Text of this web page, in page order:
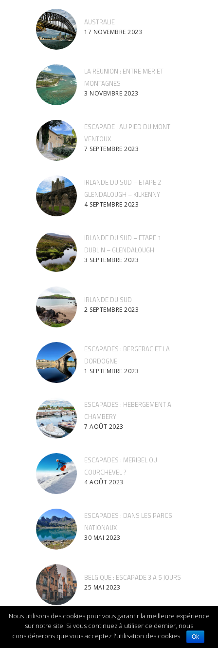
AUSTRALIE
17 NOVEMBRE 2023
LA REUNION : ENTRE MER ET
MONTAGNES
3 NOVEMBRE 2023
ESCAPADE : AU PIED DU MONT
VENTOUX
7 SEPTEMBRE 2023
IRLANDE DU SUD – ETAPE 2
GLENDALOUGH – KILKENNY
4 SEPTEMBRE 2023
IRLANDE DU SUD – ETAPE 1
DUBLIN – GLENDALOUGH
3 SEPTEMBRE 2023
IRLANDE DU SUD
2 SEPTEMBRE 2023
ESCAPADES : BERGERAC ET LA
DORDOGNE
1 SEPTEMBRE 2023
ESCAPADES : HEBERGEMENT A
CHAMBERY
7 AOÛT 2023
ESCAPADES : MERIBEL OU
COURCHEVEL ?
4 AOÛT 2023
ESCAPADES : DANS LES PARCS
NATIONAUX
30 MAI 2023
BELGIQUE : ESCAPADE 3 A 5 JOURS
25 MAI 2023
BOLIVIE – ETAPE : ADIOS
CARIPATA, ADIOS LA PAZ, ADIOS
Nous utilisons des cookies pour vous garantir la meilleure expérience
sur notre site. Si vous continuez à utiliser ce dernier, nous
considérerons que vous acceptez l'utilisation des cookies.
Ok